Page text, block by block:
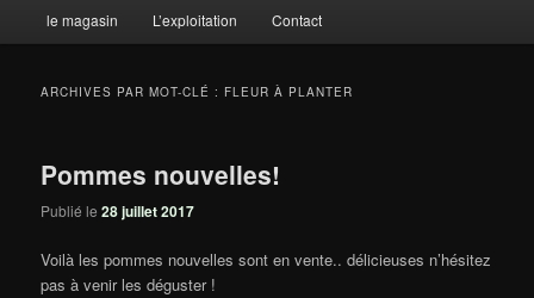
le magasin L’exploitation Contact
ARCHIVES PAR MOT-CLÉ : FLEUR À PLANTER
Pommes nouvelles!
Publié le28 juillet 2017
Voilà les pommes nouvelles sont en vente.. délicieuses n’hésitez
pas à venir les déguster !